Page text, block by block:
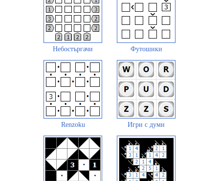
Небостъргачи Футошики
Renzoku Игри с думи